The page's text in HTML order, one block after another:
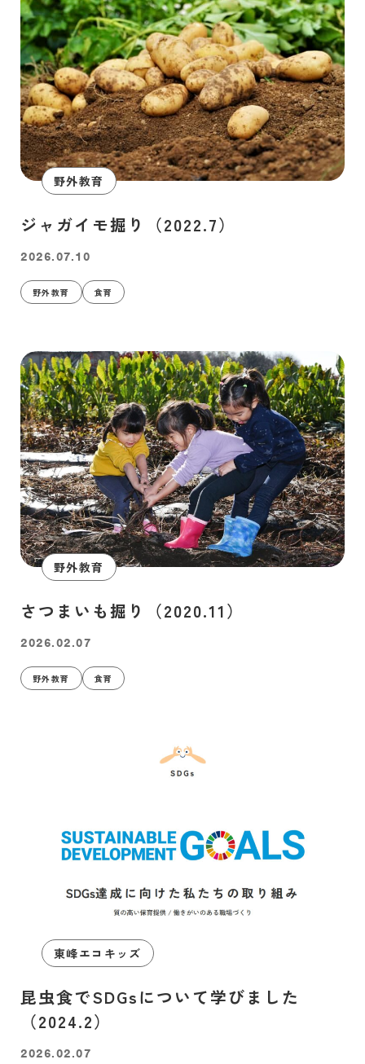
野外教育
ジャガイモ掘り（2022.7）
2026.07.10
野外教育 食育
野外教育
さつまいも掘り（2020.11）
2026.02.07
野外教育 食育
東峰エコキッズ
昆虫食でSDGsについて学びました
（2024.2）
2026.02.07